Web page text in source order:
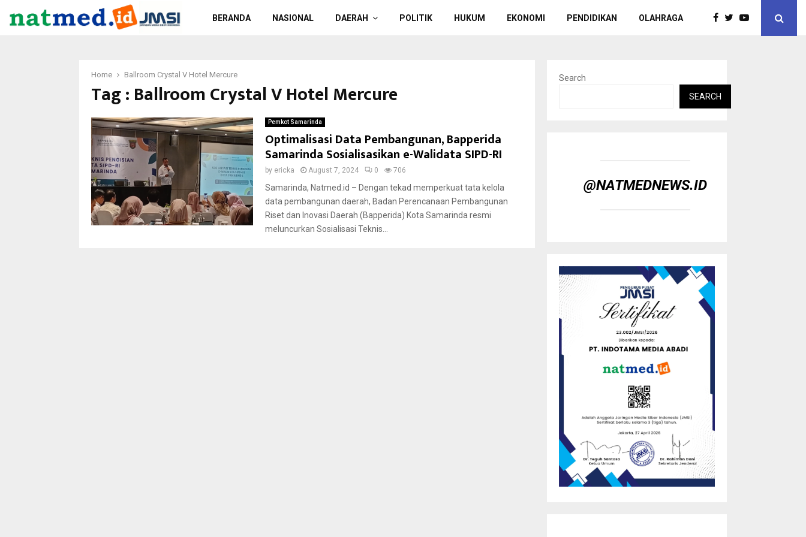
BERANDA NASIONAL DAERAH POLITIK HUKUM EKONOMI PENDIDIKAN OLAHRAGA
Home Ballroom Crystal V Hotel Mercure
Tag : Ballroom Crystal V Hotel Mercure
Pemkot Samarinda
Optimalisasi Data Pembangunan, Bapperida
Samarinda Sosialisasikan e-Walidata SIPD-RI
by ericka August 7, 2024 0 706
Samarinda, Natmed.id – Dengan tekad memperkuat tata kelola
data pembangunan daerah, Badan Perencanaan Pembangunan
Riset dan Inovasi Daerah (Bapperida) Kota Samarinda resmi
meluncurkan Sosialisasi Teknis...
Search
SEARCH
@NATMEDNEWS.ID